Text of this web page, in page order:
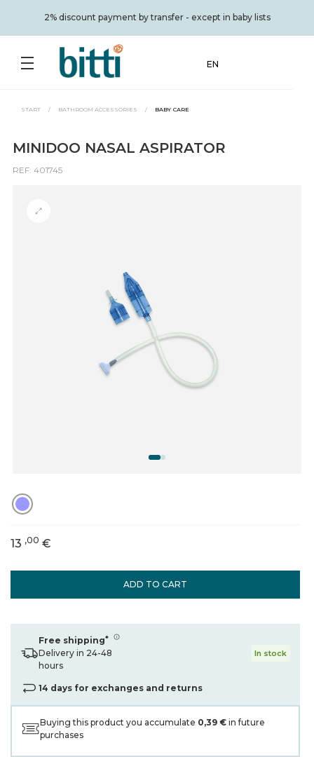
2% discount payment by transfer - except in baby lists
EN
START / BATHROOM ACCESSORIES / BABY CARE
MINIDOO NASAL ASPIRATOR
REF: 401745
ADD TO CART
13 ,00 €
Free shipping*
Delivery in 24-48
hours
In stock
14 days for exchanges and returns
Buying this product you accumulate 0,39 € in future
purchases